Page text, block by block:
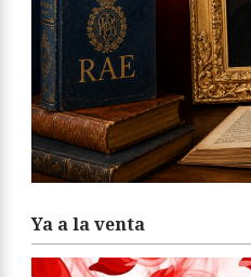
Ya a la venta